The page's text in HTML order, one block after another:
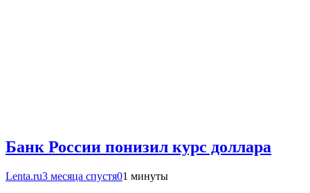
Банк России понизил курс доллара
Lenta.ru3 месяца спустя01 минуты